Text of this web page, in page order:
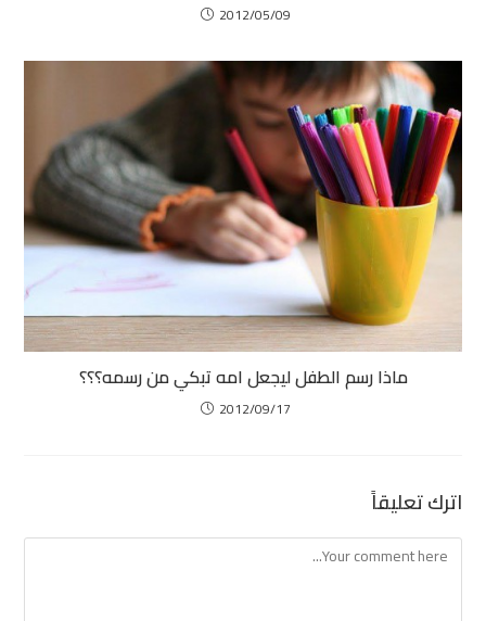
2012/05/09
ماذا رسم الطفل ليجعل امه تبكي من رسمه؟؟؟
2012/09/17
اترك تعليقاً
Comment